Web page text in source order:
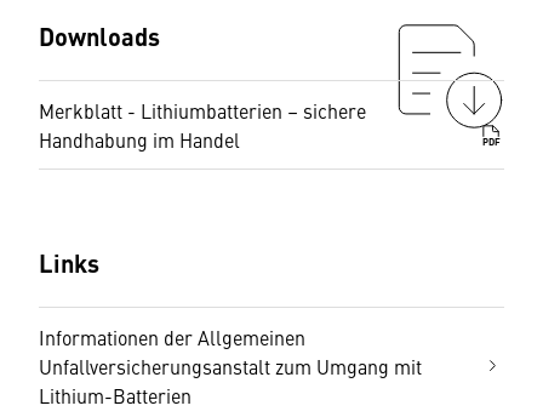
Downloads
Merkblatt - Lithiumbatterien – sichere
Handhabung im Handel
PDF
Links
Informationen der Allgemeinen
Unfallversicherungsanstalt zum Umgang mit
Lithium-Batterien